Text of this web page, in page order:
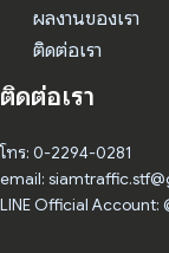
ผลงานของเรา
ติดต่อเรา
ติดต่อเรา
โทร: 0-2294-0281
email:
LINE Official Account: